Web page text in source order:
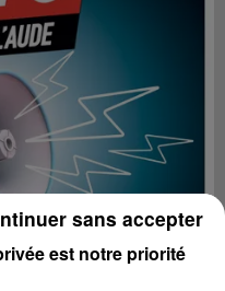
est notre priorité
sans accepter